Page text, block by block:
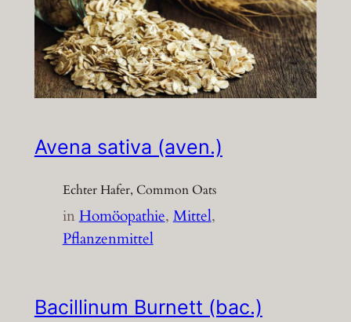
Avena sativa (aven.)
Echter Hafer, Common Oats
inHomöopathie, Mittel
Pflanzenmittel
Bacillinum Burnett (bac.)